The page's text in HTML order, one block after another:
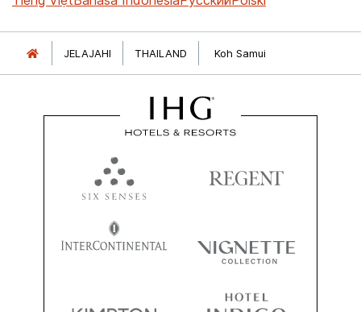
JELAJAHI THAILAND Koh Samui